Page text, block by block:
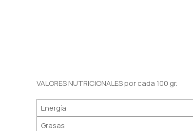
VALORES NUTRICIONALES por cada 100 gr.
Energía
Grasas